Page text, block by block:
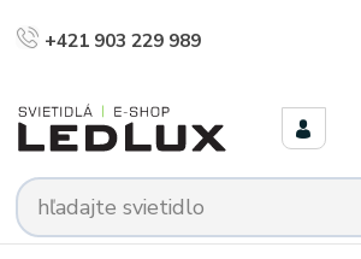
+421 903 229 989